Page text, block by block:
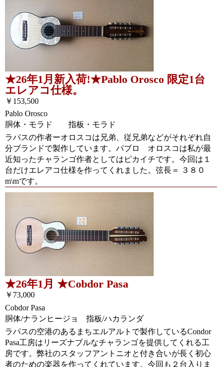
★26年1月新入荷!★Pablo Orosco 限定1台
エレアコ仕様。
￥153,500
Pablo Orosco
胴体・モラド 指板・モラド
ラパスの作者ーオロスコは兄弟、従兄弟などがそれぞれ自
分ブランドで製作しています。パブロ オロスコは私が最
近知ったチャランゴ作者としてはピカイチです。今回は１
台だけエレアコ仕様を作ってくれました。弦長＝ ３８０
m\mです。
★26年1月 ★Cobdor Pasa
￥73,000
Cobdor Pasa
胴体/ナランヒージョ 指板/ハカランダ
ラパスの空港のあるまちエルアルトで製作しているCondor
Pasa工房はリーズナブルなチャランゴを提供してくれる工
房です。弊社のスタッフアントニオと付き合いが長く初心
者のための楽器を作ってくれています。今回も２台入りま